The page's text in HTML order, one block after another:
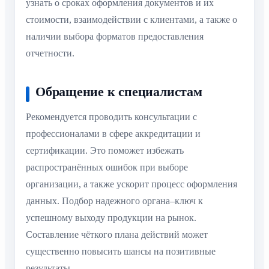
узнать о сроках оформления документов и их
стоимости, взаимодействии с клиентами, а также о
наличии выбора форматов предоставления
отчетности.
Обращение к специалистам
Рекомендуется проводить консультации с
профессионалами в сфере аккредитации и
сертификации. Это поможет избежать
распространённых ошибок при выборе
организации, а также ускорит процесс оформления
данных. Подбор надежного органа–ключ к
успешному выходу продукции на рынок.
Составление чёткого плана действий может
существенно повысить шансы на позитивные